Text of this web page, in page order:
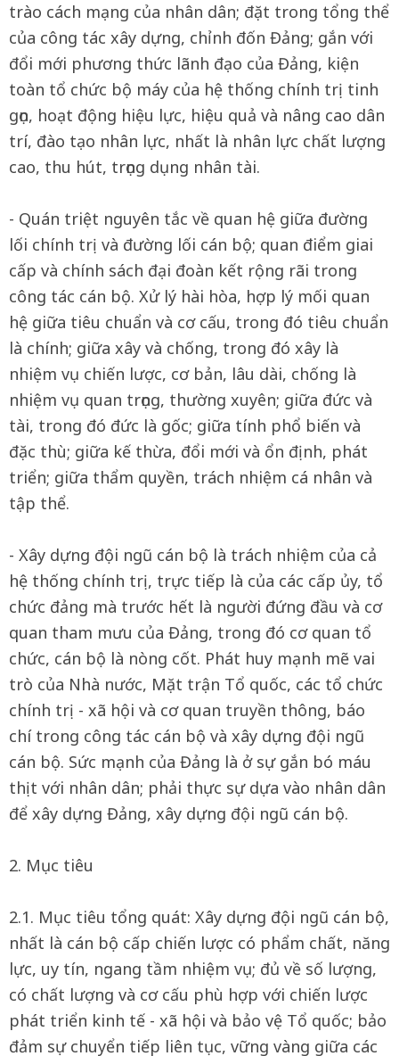
trào cách mạng của nhân dân; đặt trong tổng thể
của công tác xây dựng, chỉnh đốn Đảng; gắn với
đổi mới phương thức lãnh đạo của Đảng, kiện
toàn tổ chức bộ máy của hệ thống chính trị tinh
gọn, hoạt động hiệu lực, hiệu quả và nâng cao dân
trí, đào tạo nhân lực, nhất là nhân lực chất lượng
cao, thu hút, trọng dụng nhân tài.
- Quán triệt nguyên tắc về quan hệ giữa đường
lối chính trị và đường lối cán bộ; quan điểm giai
cấp và chính sách đại đoàn kết rộng rãi trong
công tác cán bộ. Xử lý hài hòa, hợp lý mối quan
hệ giữa tiêu chuẩn và cơ cấu, trong đó tiêu chuẩn
là chính; giữa xây và chống, trong đó xây là
nhiệm vụ chiến lược, cơ bản, lâu dài, chống là
nhiệm vụ quan trọng, thường xuyên; giữa đức và
tài, trong đó đức là gốc; giữa tính phổ biến và
đặc thù; giữa kế thừa, đổi mới và ổn định, phát
triển; giữa thẩm quyền, trách nhiệm cá nhân và
tập thể.
- Xây dựng đội ngũ cán bộ là trách nhiệm của cả
hệ thống chính trị, trực tiếp là của các cấp ủy, tổ
chức đảng mà trước hết là người đứng đầu và cơ
quan tham mưu của Đảng, trong đó cơ quan tổ
chức, cán bộ là nòng cốt. Phát huy mạnh mẽ vai
trò của Nhà nước, Mặt trận Tổ quốc, các tổ chức
chính trị - xã hội và cơ quan truyền thông, báo
chí trong công tác cán bộ và xây dựng đội ngũ
cán bộ. Sức mạnh của Đảng là ở sự gắn bó máu
thịt với nhân dân; phải thực sự dựa vào nhân dân
để xây dựng Đảng, xây dựng đội ngũ cán bộ.
2. Mục tiêu
2.1. Mục tiêu tổng quát: Xây dựng đội ngũ cán bộ,
nhất là cán bộ cấp chiến lược có phẩm chất, năng
lực, uy tín, ngang tầm nhiệm vụ; đủ về số lượng,
có chất lượng và cơ cấu phù hợp với chiến lược
phát triển kinh tế - xã hội và bảo vệ Tổ quốc; bảo
đảm sự chuyển tiếp liên tục, vững vàng giữa các